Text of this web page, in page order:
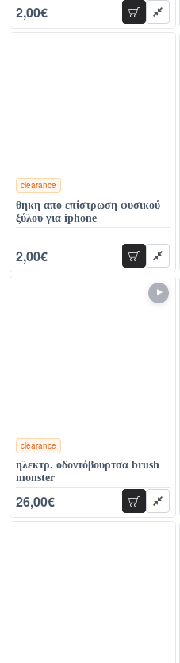
2,00€ προσθήκη
clearance
θηκη απο επίστρωση φυσικού
ξύλου για iphone
2,00€ προσθήκη
clearance
χρώματα
ηλεκτρ. οδοντόβουρτσα brush
monster
26,00€ προσθήκη